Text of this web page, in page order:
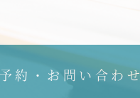
約・お問い合わせ